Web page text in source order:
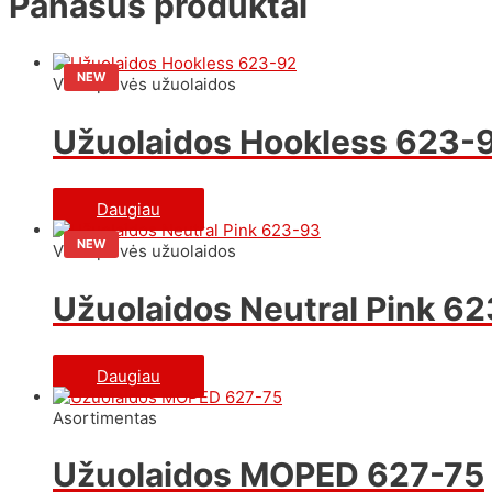
NEW
Vienspalvės užuolaidos
Užuolaidos Hookless 623-
Daugiau
NEW
Vienspalvės užuolaidos
Užuolaidos Neutral Pink
Daugiau
Asortimentas
Užuolaidos MOPED 627-75